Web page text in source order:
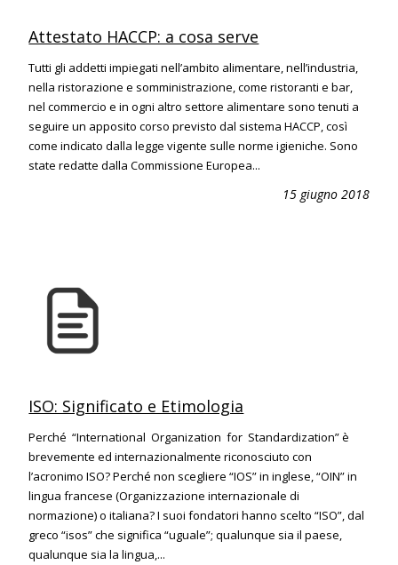
Attestato HACCP: a cosa serve
Tutti gli addetti impiegati nell’ambito alimentare, nell’industria,
nella ristorazione e somministrazione, come ristoranti e bar,
nel commercio e in ogni altro settore alimentare sono tenuti a
seguire un apposito corso previsto dal sistema HACCP, così
come indicato dalla legge vigente sulle norme igieniche. Sono
state redatte dalla Commissione Europea...
15 giugno 2018
ISO: Significato e Etimologia
Perché “International Organization for Standardization” è
brevemente ed internazionalmente riconosciuto con
l’acronimo ISO? Perché non scegliere “IOS” in inglese, “OIN” in
lingua francese (Organizzazione internazionale di
normazione) o italiana? I suoi fondatori hanno scelto “ISO”, dal
greco “isos” che significa “uguale”; qualunque sia il paese,
qualunque sia la lingua,...